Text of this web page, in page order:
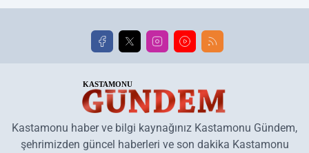
Kastamonu haber ve bilgi kaynağınız Kastamonu Gündem,
şehrimizden güncel haberleri ve son dakika Kastamonu